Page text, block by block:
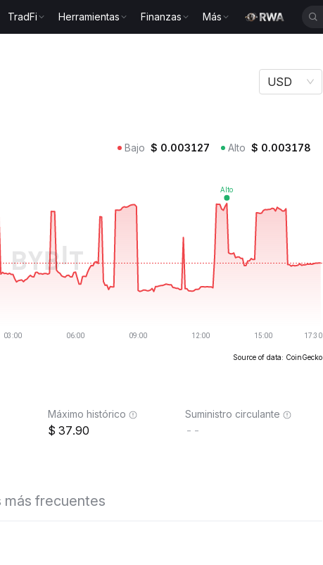
TradFi Herramientas Finanzas Más
USD
Bajo $ 0.003127 Alto $ 0.003178
Source of data: CoinGecko
Máximo histórico
37.90
Suministro circulante
--
más frecuentes